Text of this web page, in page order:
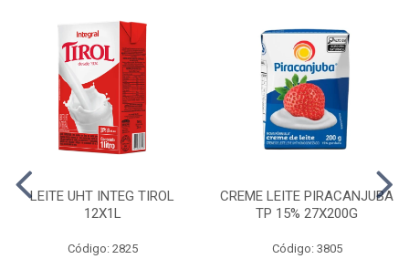
LEITE UHT INTEG TIROL
12X1L
Código: 2825
CREME LEITE PIRACANJUBA
TP 15% 27X200G
Código: 3805